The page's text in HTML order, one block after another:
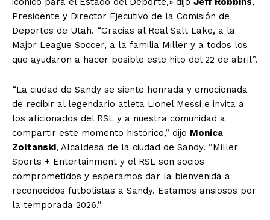
Presidente y Director Ejecutivo de la Comisión de
Deportes de Utah. “Gracias al Real Salt Lake, a la
Major League Soccer, a la familia Miller y a todos los
que ayudaron a hacer posible este hito del 22 de abril”.
“La ciudad de Sandy se siente honrada y emocionada
de recibir al legendario atleta Lionel Messi e invita a
los aficionados del RSL y a nuestra comunidad a
compartir este momento histórico,” dijo Monica
Zoltanski, Alcaldesa de la ciudad de Sandy. “Miller
Sports + Entertainment y el RSL son socios
comprometidos y esperamos dar la bienvenida a
reconocidos futbolistas a Sandy. Estamos ansiosos por
la temporada 2026.”